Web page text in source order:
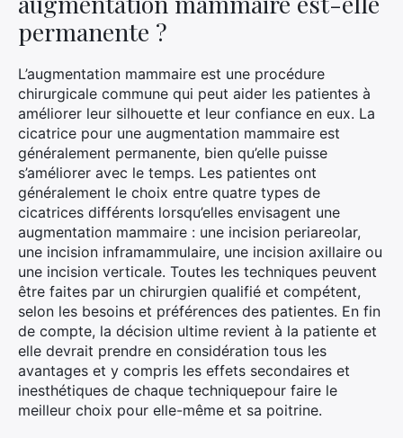
permanente ?
L’augmentation mammaire est une procédure
chirurgicale commune qui peut aider les patientes à
améliorer leur silhouette et leur confiance en eux. La
cicatrice pour une augmentation mammaire est
généralement permanente, bien qu’elle puisse
s’améliorer avec le temps. Les patientes ont
généralement le choix entre quatre types de
cicatrices différents lorsqu’elles envisagent une
augmentation mammaire : une incision periareolar,
une incision inframammulaire, une incision axillaire ou
une incision verticale. Toutes les techniques peuvent
être faites par un chirurgien qualifié et compétent,
selon les besoins et préférences des patientes. En fin
de compte, la décision ultime revient à la patiente et
elle devrait prendre en considération tous les
avantages et y compris les effets secondaires et
inesthétiques de chaque techniquepour faire le
meilleur choix pour elle-même et sa poitrine.
Rechercher
: